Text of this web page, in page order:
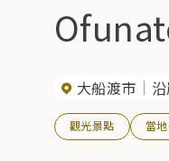
大船渡市
觀光景點 當